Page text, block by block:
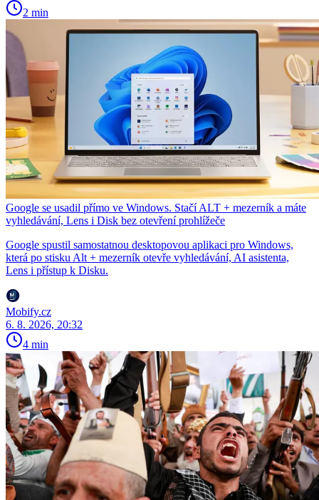
2 min
Google se usadil přímo ve Windows. Stačí ALT + mezerník a máte
vyhledávání, Lens i Disk bez otevření prohlížeče
Google spustil samostatnou desktopovou aplikaci pro Windows,
která po stisku Alt + mezerník otevře vyhledávání, AI asistenta,
Lens i přístup k Disku.
Mobify.cz
6. 8. 2026, 20:32
4 min